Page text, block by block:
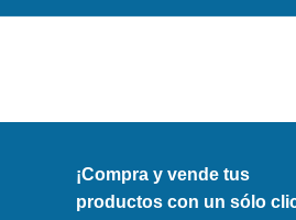
¡Compra y vende tus
productos con un sólo